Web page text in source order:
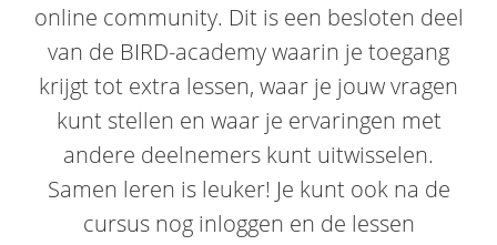
online community. Dit is een besloten deel
van de BIRD-academy waarin je toegang
krijgt tot extra lessen, waar je jouw vragen
kunt stellen en waar je ervaringen met
andere deelnemers kunt uitwisselen.
Samen leren is leuker! Je kunt ook na de
cursus nog inloggen en de lessen